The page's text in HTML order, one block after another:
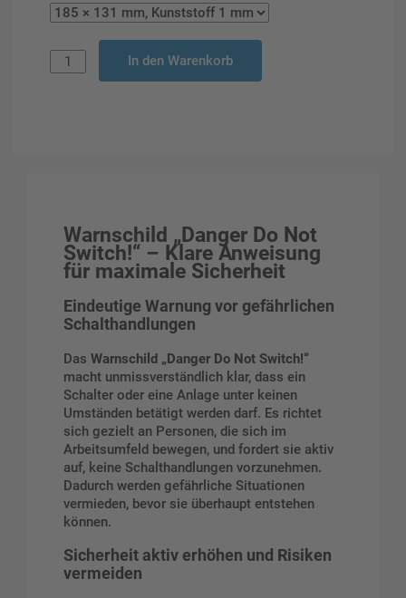
In den Warenkorb
Warnschild „Danger Do Not
Switch!“ – Klare Anweisung
für maximale Sicherheit
Eindeutige Warnung vor gefährlichen
Schalthandlungen
Das Warnschild „Danger Do Not Switch!“
macht unmissverständlich klar, dass ein
Schalter oder eine Anlage unter keinen
Umständen betätigt werden darf. Es richtet
sich gezielt an Personen, die sich im
Arbeitsumfeld bewegen, und fordert sie aktiv
auf, keine Schalthandlungen vorzunehmen.
Dadurch werden gefährliche Situationen
vermieden, bevor sie überhaupt entstehen
können.
Sicherheit aktiv erhöhen und Risiken
vermeiden